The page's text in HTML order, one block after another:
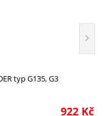
typ G135, G3
922 Kč